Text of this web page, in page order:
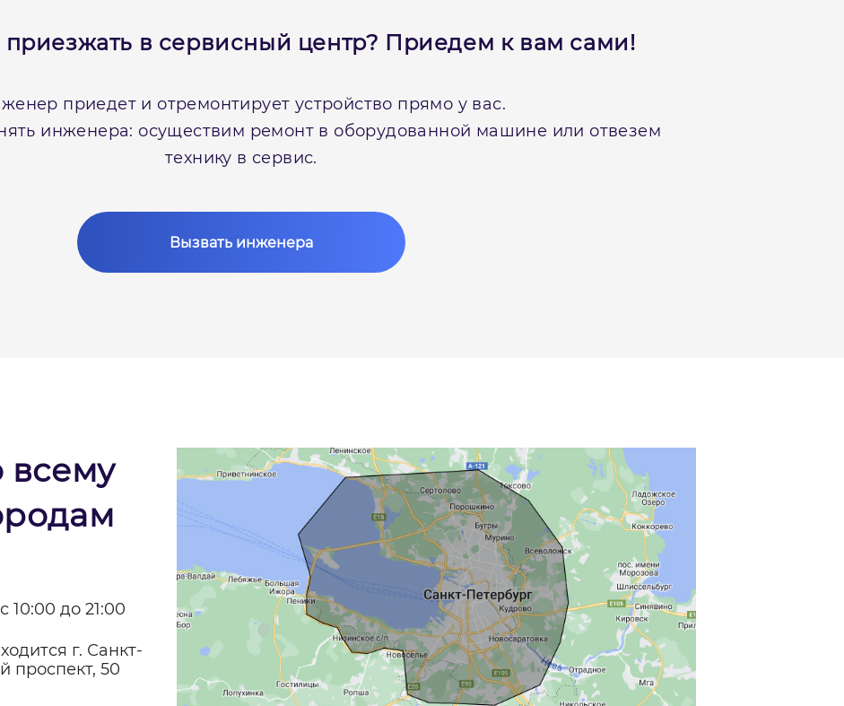
в сервисный центр? Приедем к вам сами!
приедет и отремонтирует устройство прямо у вас.
инженера: осуществим ремонт в оборудованной машине или отвезем
технику в сервис.
Вызвать инженера
всему
10:00 до 21:00
г. Санкт-
проспект, 50